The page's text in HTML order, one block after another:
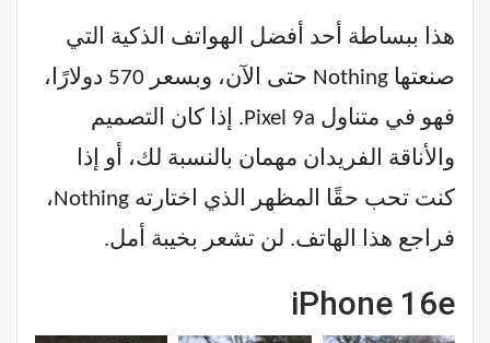
هذا ببساطة أحد أفضل الهواتف الذكية التي
صنعتها Nothing حتى الآن، وبسعر 570 دولارًا،
فهو في متناول Pixel 9a. إذا كان التصميم
والأناقة الفريدان مهمان بالنسبة لك، أو إذا
كنت تحب حقًا المظهر الذي اختارته Nothing،
فراجع هذا الهاتف. لن تشعر بخيبة أمل.
iPhone 16e